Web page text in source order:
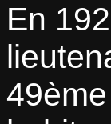
En